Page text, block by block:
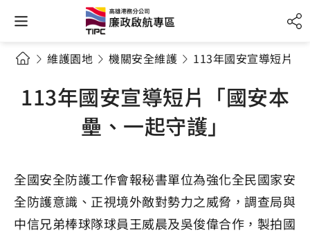
維護園地 機關安全維護 113年國安宣導短片「
113年國安宣導短片「國安本
壘、一起守護」
全國安全防護工作會報秘書單位為強化全民國家安
全防護意識、正視境外敵對勢力之威脅，調查局與
中信兄弟棒球隊球員王威晨及吳俊偉合作，製拍國